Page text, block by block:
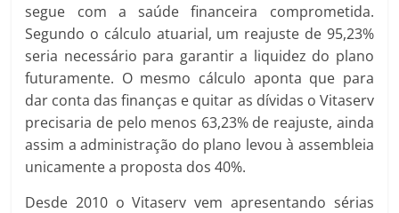
segue com a saúde financeira comprometida.
Segundo o cálculo atuarial, um reajuste de 95,23%
seria necessário para garantir a liquidez do plano
futuramente. O mesmo cálculo aponta que para
dar conta das finanças e quitar as dívidas o Vitaserv
precisaria de pelo menos 63,23% de reajuste, ainda
assim a administração do plano levou à assembleia
unicamente a proposta dos 40%.
Desde 2010 o Vitaserv vem apresentando sérias